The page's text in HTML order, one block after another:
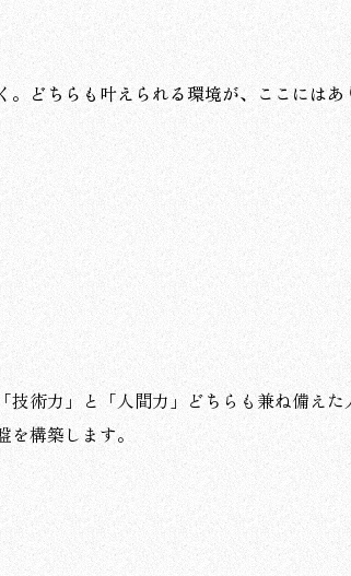
どちらも叶えられる環境が、ここにはあ
技術力」と「人間力」どちらも兼ね備え
構築します。